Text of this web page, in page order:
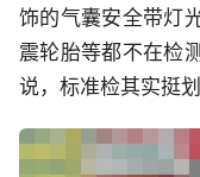
饰的气囊安全带灯
震轮胎等都不在检
说，标准检其实挺划